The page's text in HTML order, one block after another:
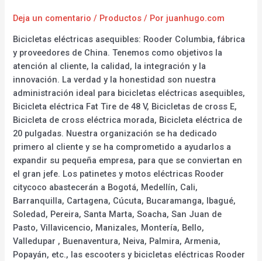
Deja un comentario / Productos / Por juanhugo.com
Bicicletas eléctricas asequibles: Rooder Columbia, fábrica
y proveedores de China. Tenemos como objetivos la
atención al cliente, la calidad, la integración y la
innovación. La verdad y la honestidad son nuestra
administración ideal para bicicletas eléctricas asequibles,
Bicicleta eléctrica Fat Tire de 48 V, Bicicletas de cross E,
Bicicleta de cross eléctrica morada, Bicicleta eléctrica de
20 pulgadas. Nuestra organización se ha dedicado
primero al cliente y se ha comprometido a ayudarlos a
expandir su pequeña empresa, para que se conviertan en
el gran jefe. Los patinetes y motos eléctricas Rooder
citycoco abastecerán a Bogotá, Medellín, Cali,
Barranquilla, Cartagena, Cúcuta, Bucaramanga, Ibagué,
Soledad, Pereira, Santa Marta, Soacha, San Juan de
Pasto, Villavicencio, Manizales, Montería, Bello,
Valledupar , Buenaventura, Neiva, Palmira, Armenia,
Popayán, etc., las escooters y bicicletas eléctricas Rooder